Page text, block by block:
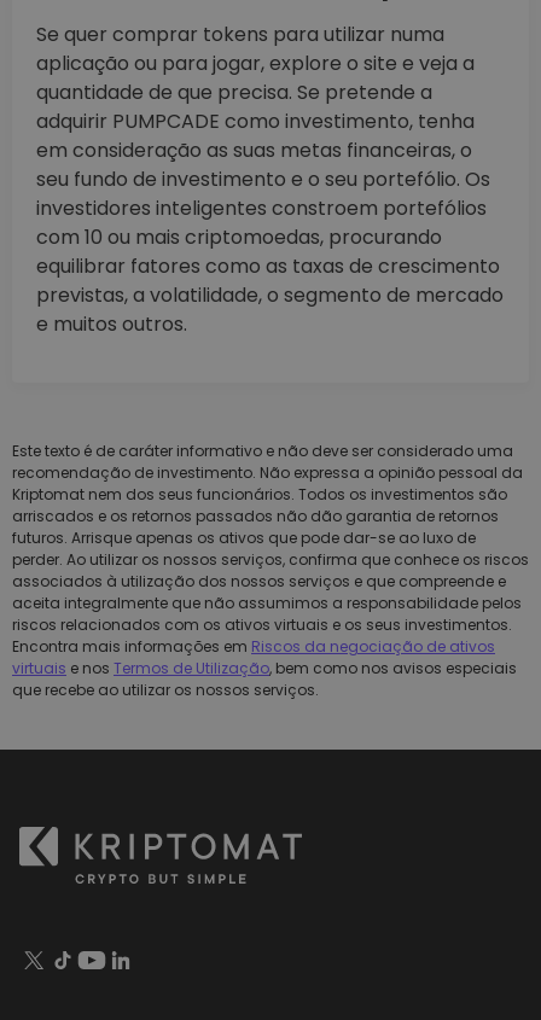
Se quer comprar tokens para utilizar numa
aplicação ou para jogar, explore o site e veja a
quantidade de que precisa. Se pretende a
adquirir PUMPCADE como investimento, tenha
em consideração as suas metas financeiras, o
seu fundo de investimento e o seu portefólio. Os
investidores inteligentes constroem portefólios
com 10 ou mais criptomoedas, procurando
equilibrar fatores como as taxas de crescimento
previstas, a volatilidade, o segmento de mercado
e muitos outros.
Este texto é de caráter informativo e não deve ser considerado uma
recomendação de investimento. Não expressa a opinião pessoal da
Kriptomat nem dos seus funcionários. Todos os investimentos são
arriscados e os retornos passados não dão garantia de retornos
futuros. Arrisque apenas os ativos que pode dar-se ao luxo de
perder. Ao utilizar os nossos serviços, confirma que conhece os riscos
associados à utilização dos nossos serviços e que compreende e
aceita integralmente que não assumimos a responsabilidade pelos
riscos relacionados com os ativos virtuais e os seus investimentos.
Encontra mais informações em Riscos da negociação de ativos
virtuais e nos Termos de Utilização, bem como nos avisos especiais
que recebe ao utilizar os nossos serviços.